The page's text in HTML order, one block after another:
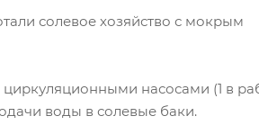
солевое хозяйство с мокрым
циркуляционными насосами (1 в
воды в солевые баки.